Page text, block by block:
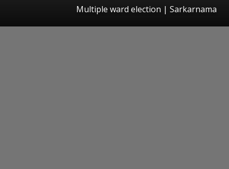
Multiple ward election | Sarkarnama